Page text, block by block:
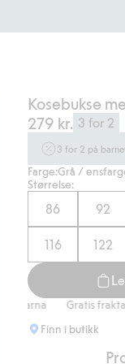
Kosebukse
279 kr. 3 for 2
3 for 2 på
Ikke Newbie.
inngår i tilbudet
rabatter.
Farge:Grå /
Størrelse:
86 92
116 122
Gratis
Finn i butikk